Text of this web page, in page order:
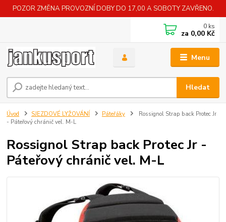
POZOR ZMĚNA PROVOZNÍ DOBY DO 17,00 A SOBOTY ZAVŘENO.
Menu
Hledat
0 ks
za 0,00 Kč
Úvod SJEZDOVÉ LYŽOVÁNÍ Páteřáky
Rossignol Strap back Protec Jr
- Páteřový chránič vel. M-L
Rossignol Strap back Protec Jr -
Páteřový chránič vel. M-L